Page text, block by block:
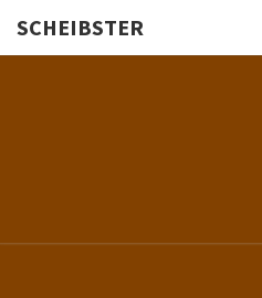
SCHEIBSTER